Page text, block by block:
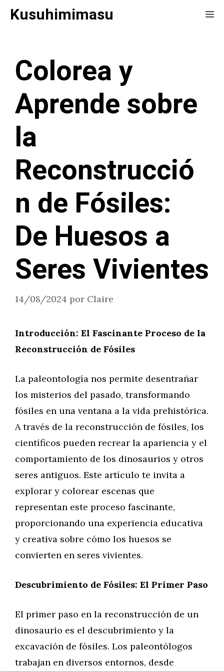
SaltarKusuhimimasu
Colorea y
Aprende sobre
la
Reconstrucció
n de Fósiles:
De Huesos a
Seres Vivientes
14/08/2024 por Claire
Introducción: El Fascinante Proceso de la
Reconstrucción de Fósiles
La paleontología nos permite desentrañar
los misterios del pasado, transformando
fósiles en una ventana a la vida prehistórica.
A través de la reconstrucción de fósiles, los
científicos pueden recrear la apariencia y el
comportamiento de los dinosaurios y otros
seres antiguos. Este artículo te invita a
explorar y colorear escenas que
representan este proceso fascinante,
proporcionando una experiencia educativa
y creativa sobre cómo los huesos se
convierten en seres vivientes.
Descubrimiento de Fósiles: El Primer Paso
El primer paso en la reconstrucción de un
dinosaurio es el descubrimiento y la
excavación de fósiles. Los paleontólogos
trabajan en diversos entornos, desde